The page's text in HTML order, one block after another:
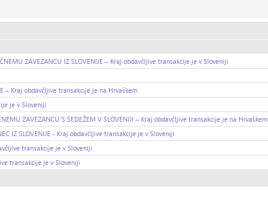
ZAVEZANCU IZ SLOVENIJE – Kraj obdavčljive transakcije je v Sloveniji
– Kraj obdavčljive transakcije je na Hrvaškem
je v Sloveniji
ZAVEZANCU S SEDEŽEM V SLOVENIJI – Kraj obdavčljive transakcije je na Hrvaškem
IZ SLOVENIJE - Kraj obdavčljive transakcije je v Sloveniji
transakcije je v Sloveniji
transakcije je v Sloveniji